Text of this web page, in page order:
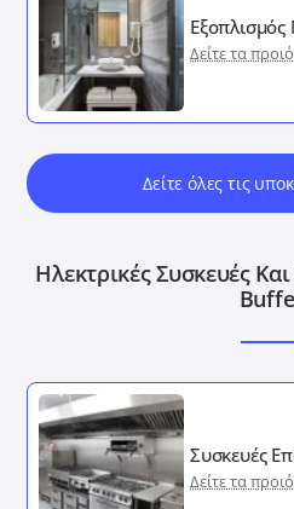
Δείτε τα
Δείτε όλες τις
Ηλεκτρικές Συσκευές
Συσκευές
Δείτε τα